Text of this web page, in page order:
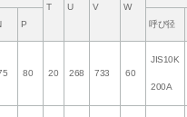
T
U V W
P 呼び径
80 20 268 733 60
JIS10K
200A